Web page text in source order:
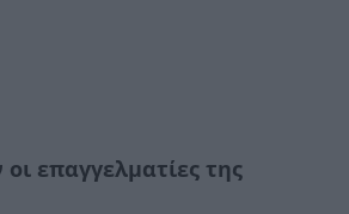
επαγγελματίες της